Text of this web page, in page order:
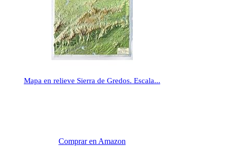
Mapa en relieve Sierra de Gredos. Escala...
Comprar en Amazon